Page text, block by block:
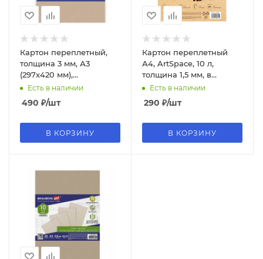
Картон переплетный,
толщина 3 мм, А3
(297х420 мм),
КОМПЛЕКТ 5 шт,
BRAUBERG ART, 114212
Есть в наличии
490 ₽/шт
В КОРЗИНУ
Картон переплетный
А4, ArtSpace, 10 л,
толщина 1,5 мм, в
пакете, Пк10_50413
Есть в наличии
290 ₽/шт
В КОРЗИНУ